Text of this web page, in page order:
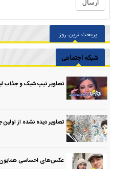
پربحث ترین روز
شبکه اجتماعی
تصاویر تیپ شیک و جذاب
تصاویر دیده نشده از
عکس‌های احساسی